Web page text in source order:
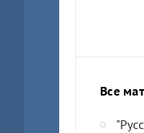
Все